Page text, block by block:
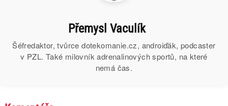
Přemysl Vaculík
Šéfredaktor, tvůrce dotekomanie.cz, androiďák, podcaster
v PZL. Také milovník adrenalinových sportů, na které
nemá čas.